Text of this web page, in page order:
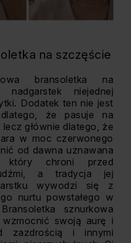
na szczęście
bransoletka na
nadgarstek niejednej
Dodatek ten nie jest
że pasuje na
głównie dlatego, że
w moc czerwonego
od dawna uznawana
chroni przed
a tradycja jej
wywodzi się z
nurtu powstałego w
sznurkowa
wzmocnić swoją aurę i
zazdrością i innymi